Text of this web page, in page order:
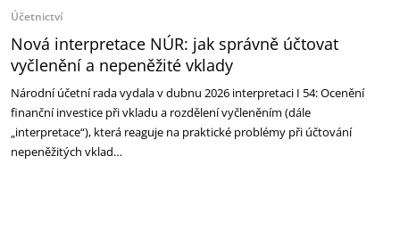
Účetnictví
Nová interpretace NÚR: jak správně účtovat
vyčlenění a nepeněžité vklady
Národní účetní rada vydala v dubnu 2026 interpretaci I 54: Ocenění
finanční investice při vkladu a rozdělení vyčleněním (dále
„interpretace“), která reaguje na praktické problémy při účtování
nepeněžitých vklad…